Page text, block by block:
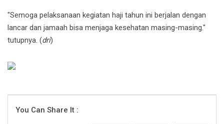
"Semoga pelaksanaan kegiatan haji tahun ini berjalan dengan
lancar dan jamaah bisa menjaga kesehatan masing-masing."
tutupnya. (dri)
You Can Share It :